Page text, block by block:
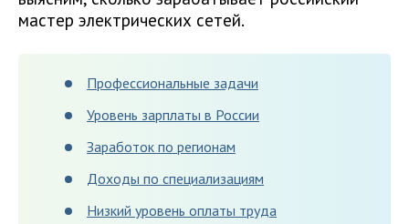
мастер электрических сетей.
Профессиональные задачи
Уровень зарплаты в России
Заработок по регионам
Доходы по специализациям
Низкий уровень оплаты труда